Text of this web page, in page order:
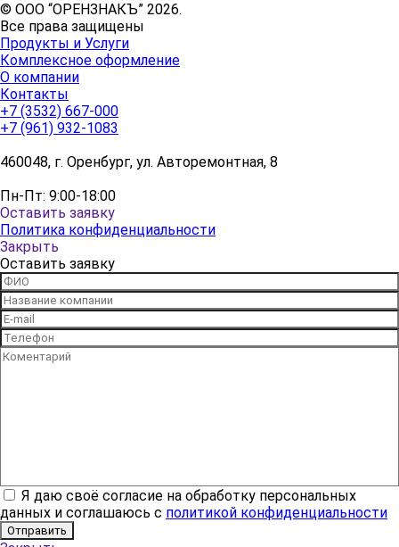
© ООО “ОРЕНЗНАКЪ” 2026.
Все права защищены
Продукты и Услуги
Комплексное оформление
О компании
Контакты
+7 (3532) 667-000
+7 (961) 932-1083
460048, г. Оренбург, ул. Авторемонтная, 8
Пн-Пт: 9:00-18:00
Оставить заявку
Политика конфиденциальности
Закрыть
Оставить заявку
Я даю своё согласие на обработку персональных
данных и соглашаюсь с политикой конфиденциальности